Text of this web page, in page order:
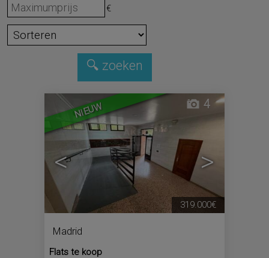
€
NIEUW
< >
4
Madrid
Flats te koop
319.000€